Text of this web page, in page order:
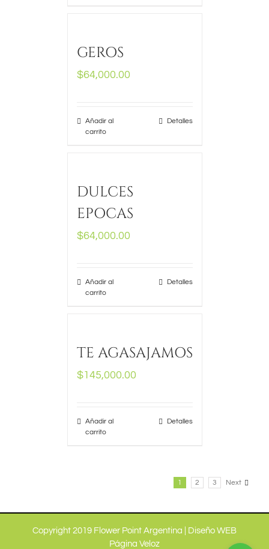
GEROS
$64,000.00
Añadir al
carrito
Detalles
DULCES
EPOCAS
$64,000.00
Añadir al
carrito
Detalles
TE AGASAJAMOS
$145,000.00
Añadir al
carrito
Detalles
1 2 3 Next
Copyright 2019 Flower Point Argentina |
Diseño WEB
Página Veloz